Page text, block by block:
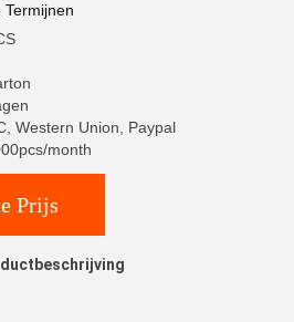
Termijnen
Western Union, Paypal
month
Prijs